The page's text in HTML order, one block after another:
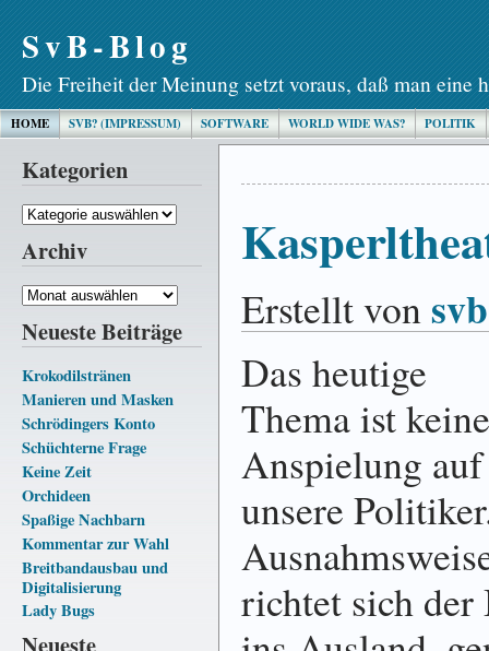
SvB-Blog
Die Freiheit der Meinung setzt voraus, daß man eine
HOME SVB? (IMPRESSUM) SOFTWARE WORLD WIDE WAS? POLITIK
Kategorien
Kategorien
Archiv
Archiv
Neueste Beiträge
Krokodilstränen
Manieren und Masken
Schrödingers Konto
Schüchterne Frage
Keine Zeit
Orchideen
Spaßige Nachbarn
Kommentar zur Wahl
Breitbandausbau und
Digitalisierung
Lady Bugs
Neueste
Erstellt vonsvb
Das heutige
Thema ist keine
Anspielung auf
unsere
richtet sich der